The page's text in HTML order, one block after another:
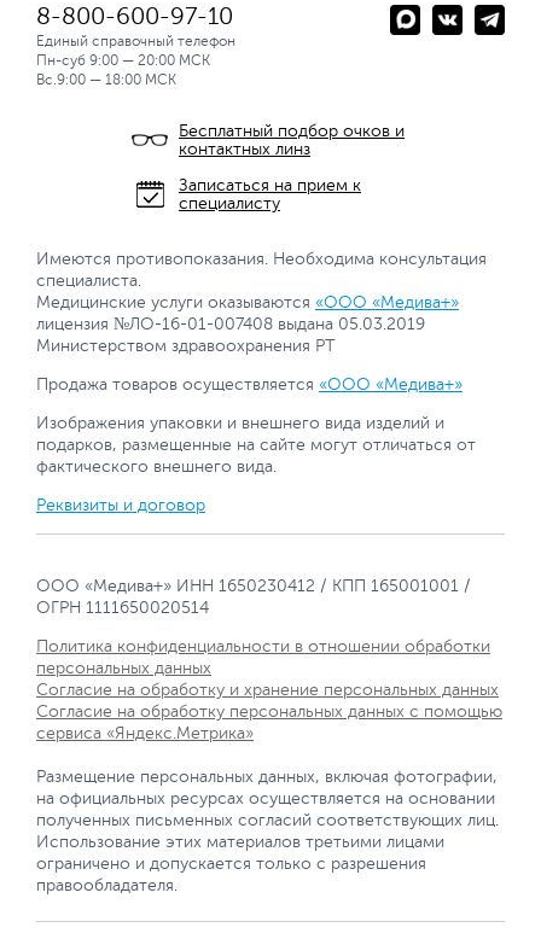
8-800-600-97-10
Единый справочный телефон
Пн-суб 9:00 — 20:00 МСК
Вс.9:00 — 18:00 МСК
Бесплатный подбор очков и
контактных линз
Записаться на прием к
специалисту
Имеются противопоказания. Необходима консультация
специалиста.
Медицинские услуги оказываются «ООО «Медива+»
лицензия №ЛО-16-01-007408 выдана 05.03.2019
Министерством здравоохранения РТ
Продажа товаров осуществляется «ООО «Медива+»
Изображения упаковки и внешнего вида изделий и
подарков, размещенные на сайте могут отличаться от
фактического внешнего вида.
Реквизиты и договор
ООО «Медива+» ИНН 1650230412 / КПП 165001001 /
ОГРН 1111650020514
Политика конфиденциальности в отношении обработки
персональных данных
Согласие на обработку и хранение персональных данных
Согласие на обработку персональных данных с помощью
сервиса «Яндекс.Метрика»
Размещение персональных данных, включая фотографии,
на официальных ресурсах осуществляется на основании
полученных письменных согласий соответствующих лиц.
Использование этих материалов третьими лицами
ограничено и допускается только с разрешения
правообладателя.